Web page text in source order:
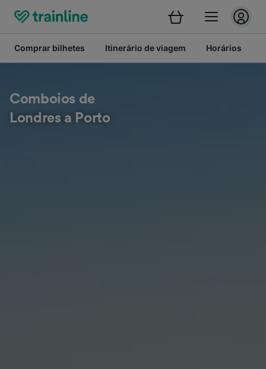
Comprar bilhetes Itinerário de viagem Horários
Comboios de
Londres a Porto